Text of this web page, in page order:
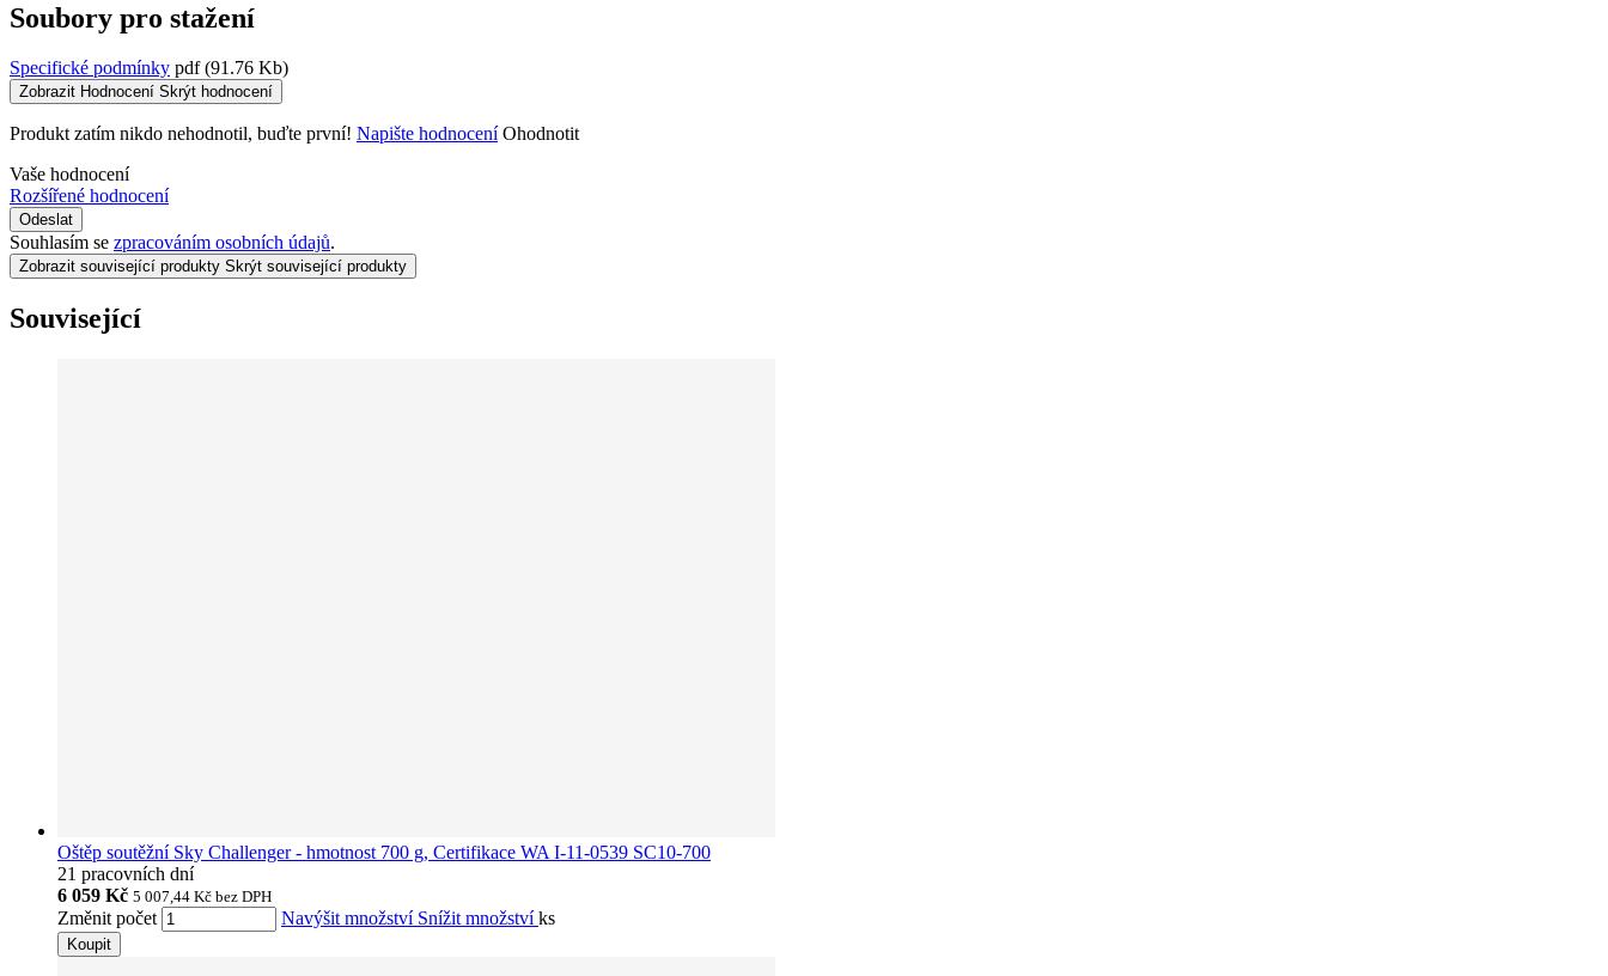
Soubory pro stažení
Specifické podmínky pdf (91.76 Kb)
Zobrazit Hodnocení Skrýt hodnocení
Produkt zatím nikdo nehodnotil, buďte první! Napište hodnocení Ohodnotit
Vaše hodnocení
Rozšířené hodnocení
Odeslat
Souhlasím se zpracováním osobních údajů.
Zobrazit související produkty Skrýt související produkty
Související
Oštěp soutěžní Sky Challenger - hmotnost 700 g, Certifikace WA I-11-0539 SC10-700
21 pracovních dní
6 059 Kč 5 007,44 Kč bez DPH
Změnit počet Navýšit množství Snížit množstvíks
Koupit